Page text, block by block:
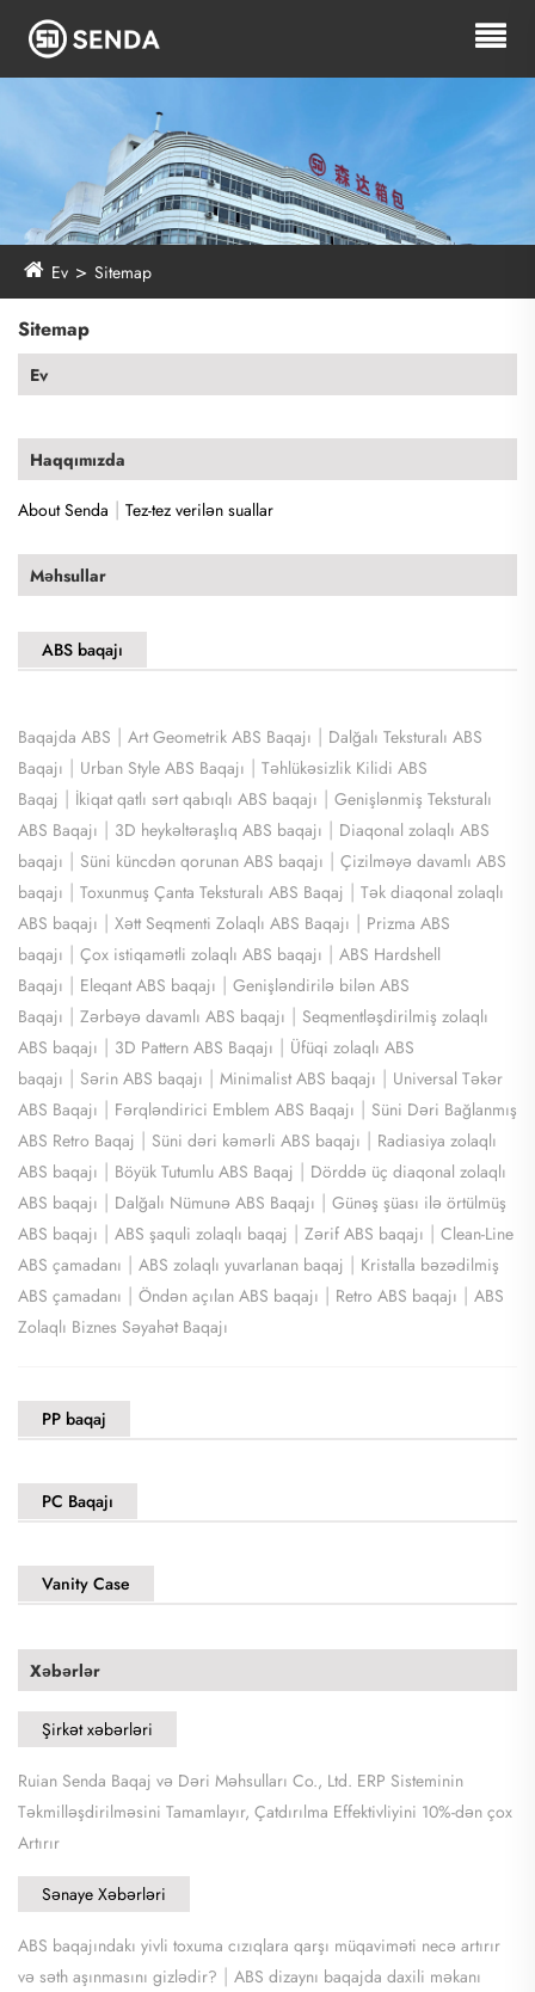
Ev Sitemap
Sitemap
Ev
Haqqımızda
About Senda | Tez-tez verilən suallar
Məhsullar
ABS baqajı
Baqajda ABS | Art Geometrik ABS Baqajı | Dalğalı Teksturalı ABS
Baqajı | Urban Style ABS Baqajı | Təhlükəsizlik Kilidi ABS
Baqaj | İkiqat qatlı sərt qabıqlı ABS baqajı | Genişlənmiş Teksturalı
ABS Baqajı | 3D heykəltəraşlıq ABS baqajı | Diaqonal zolaqlı ABS
baqajı | Süni küncdən qorunan ABS baqajı | Çizilməyə davamlı ABS
baqajı | Toxunmuş Çanta Teksturalı ABS Baqaj | Tək diaqonal zolaqlı
ABS baqajı | Xətt Seqmenti Zolaqlı ABS Baqajı | Prizma ABS
baqajı | Çox istiqamətli zolaqlı ABS baqajı | ABS Hardshell
Baqajı | Eleqant ABS baqajı | Genişləndirilə bilən ABS
Baqajı | Zərbəyə davamlı ABS baqajı | Seqmentləşdirilmiş zolaqlı
ABS baqajı | 3D Pattern ABS Baqajı | Üfüqi zolaqlı ABS
baqajı | Sərin ABS baqajı | Minimalist ABS baqajı | Universal Təkər
ABS Baqajı | Fərqləndirici Emblem ABS Baqajı | Süni Dəri Bağlanmış
ABS Retro Baqaj | Süni dəri kəmərli ABS baqajı | Radiasiya zolaqlı
ABS baqajı | Böyük Tutumlu ABS Baqaj | Dörddə üç diaqonal zolaqlı
ABS baqajı | Dalğalı Nümunə ABS Baqajı | Günəş şüası ilə örtülmüş
ABS baqajı | ABS şaquli zolaqlı baqaj | Zərif ABS baqajı | Clean-Line
ABS çamadanı | ABS zolaqlı yuvarlanan baqaj | Kristalla bəzədilmiş
ABS çamadanı | Öndən açılan ABS baqajı | Retro ABS baqajı | ABS
Zolaqlı Biznes Səyahət Baqajı
PP baqaj
PC Baqajı
Vanity Case
Xəbərlər
Şirkət xəbərləri
​Ruian Senda Baqaj və Dəri Məhsulları Co., Ltd. ERP Sisteminin
Təkmilləşdirilməsini Tamamlayır, Çatdırılma Effektivliyini 10%-dən çox
Artırır
Sənaye Xəbərləri
ABS baqajındakı yivli toxuma cızıqlara qarşı müqaviməti necə artırır
və səth aşınmasını gizlədir? | ABS dizaynı baqajda daxili məkanı